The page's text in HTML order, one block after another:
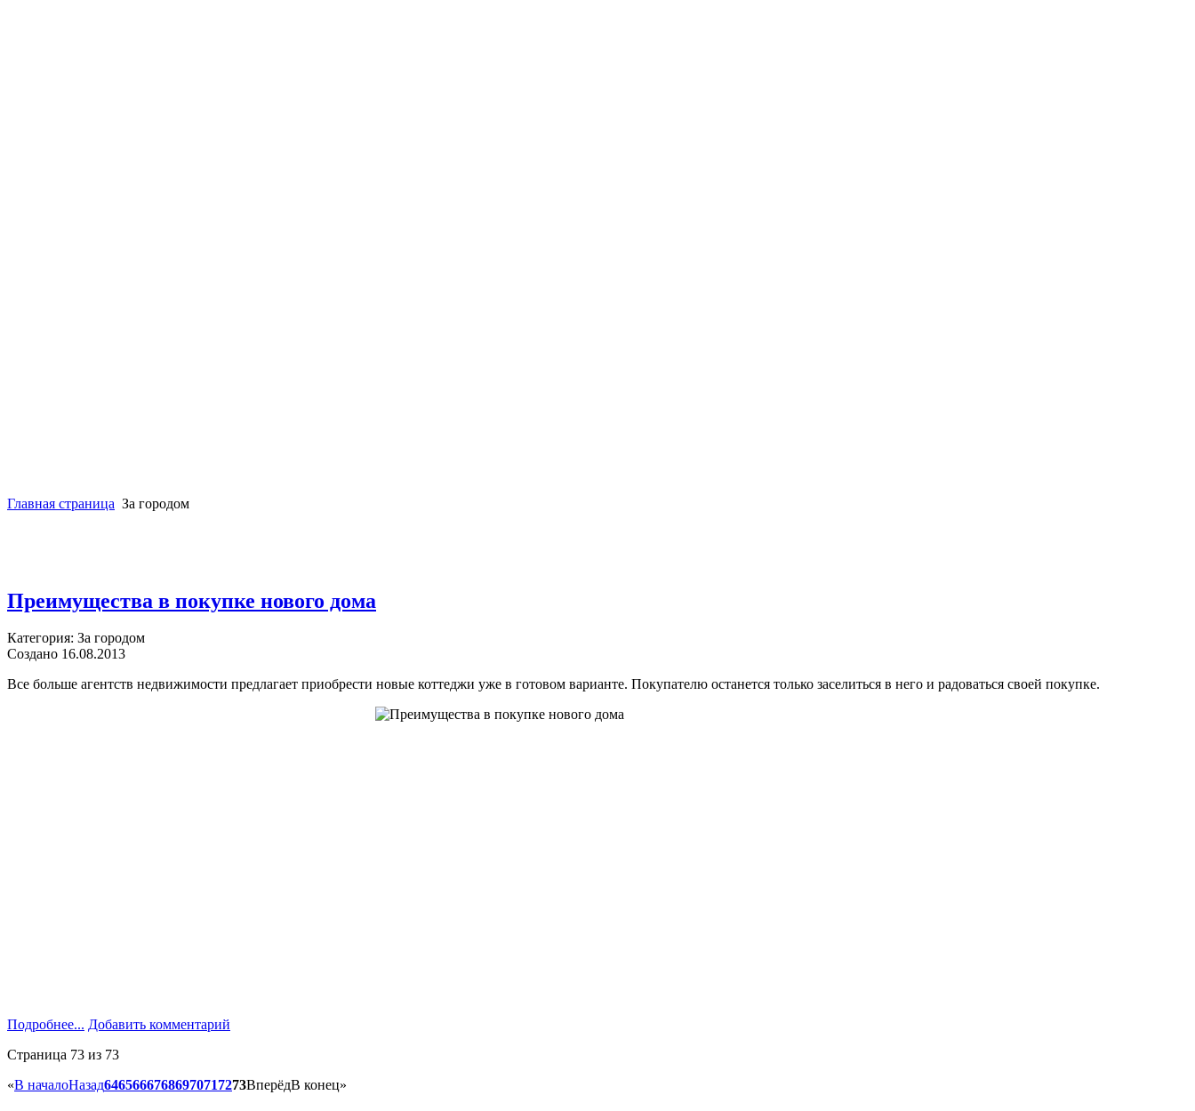
Главная страница За городом
Преимущества в покупке нового дома
Категория: За городом
Создано 16.08.2013
Все больше агентств недвижимости предлагает приобрести новые коттеджи уже в готовом варианте. Покупателю останется только заселиться в него и радоваться своей покупке.
Подробнее... Добавить комментарий
Страница 73 из 73
«В началоНазад64656667686970717273ВперёдВ конец»